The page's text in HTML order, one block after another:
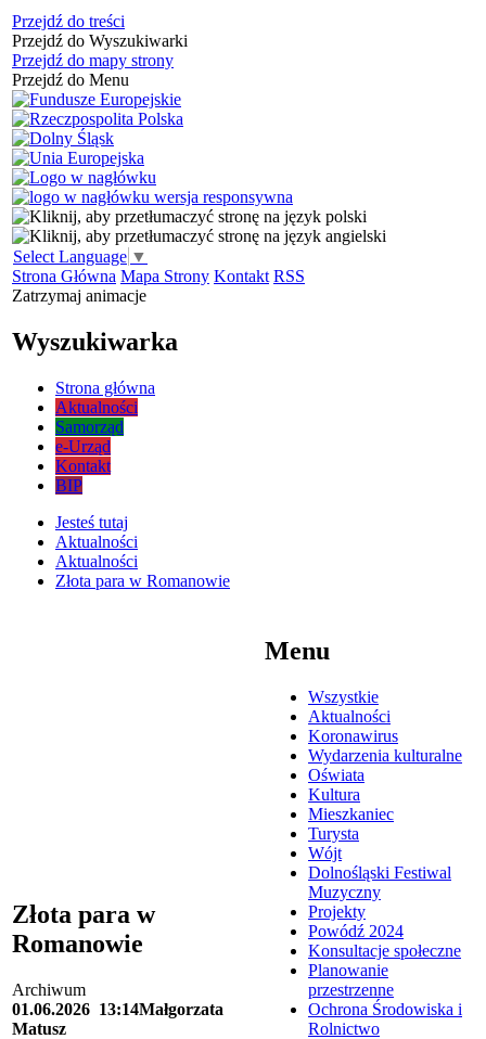
Przejdź do treści
Przejdź do Wyszukiwarki
Przejdź do mapy strony
Przejdź do Menu
Select Language ▼
Strona Główna Mapa Strony Kontakt RSS
Zatrzymaj animacje
Wyszukiwarka
Strona główna
Aktualności
Samorząd
e-Urząd
Kontakt
BIP
Jesteś tutaj
Aktualności
Aktualności
Złota para w Romanowie
Złota para w
Romanowie
Archiwum
01.06.2026 13:14Małgorzata
Matusz
Menu
Wszystkie
Aktualności
Koronawirus
Wydarzenia kulturalne
Oświata
Kultura
Mieszkaniec
Turysta
Wójt
Dolnośląski Festiwal
Muzyczny
Projekty
Powódź 2024
Konsultacje społeczne
Planowanie
przestrzenne
Ochrona Środowiska i
Rolnictwo